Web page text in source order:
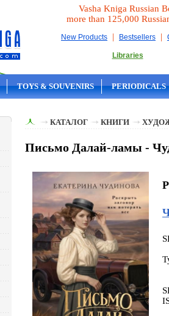
Vasha Kniga Russian
more than 125,000
New Products | Bestsellers |
Libraries
TOYS & SOUVENIRS PERIODICALS
КАТАЛОГ КНИГИ
Письмо Далай-ламы -